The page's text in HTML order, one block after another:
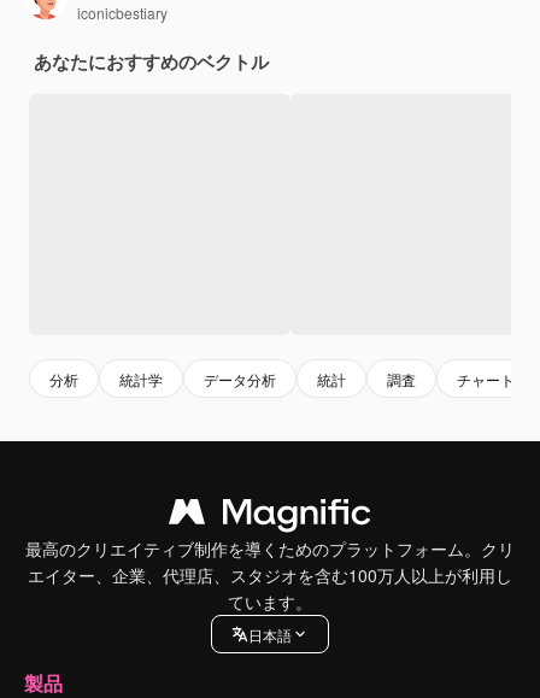
iconicbestiary
あなたにおすすめのベクトル
分析 統計学 データ分析 統計 調査 チャート
最高のクリエイティブ制作を導くためのプラットフォーム。クリ
エイター、企業、代理店、スタジオを含む100万人以上が利用し
ています。
日本語
製品